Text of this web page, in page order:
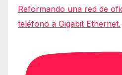
Reformando una red de
teléfono a Gigabit Ethernet.